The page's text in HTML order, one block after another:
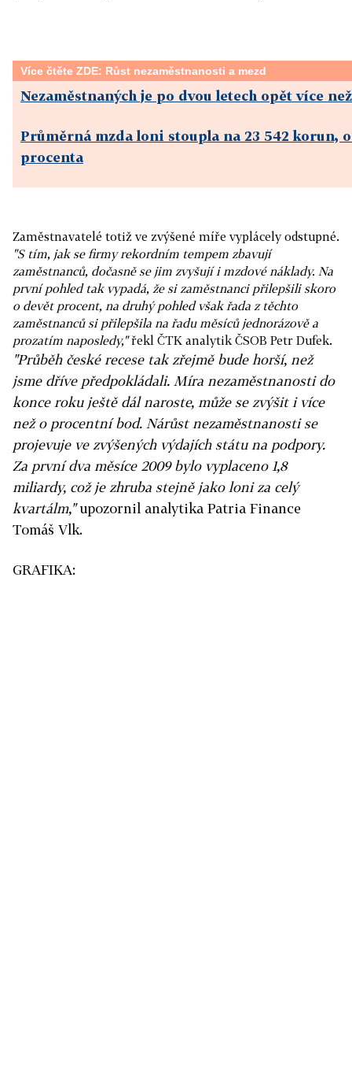
Více čtěte ZDE: Růst nezaměstnanosti a mezd
Nezaměstnaných je po dvou letech opět více
Průměrná mzda loni stoupla na 23 542 korun,
procenta
Zaměstnavatelé totiž ve zvýšené míře vyplácely odstupné.
"S tím, jak se firmy rekordním tempem zbavují
zaměstnanců, dočasně se jim zvyšují i mzdové náklady. Na
první pohled tak vypadá, že si zaměstnanci přilepšili skoro
o devět procent, na druhý pohled však řada z těchto
zaměstnanců si přilepšila na řadu měsíců jednorázově a
prozatím naposledy,"řekl ČTK analytik ČSOB Petr Dufek.
"Průběh české recese tak zřejmě bude horší, než
jsme dříve předpokládali. Míra nezaměstnanosti do
konce roku ještě dál naroste, může se zvýšit i více
než o procentní bod. Nárůst nezaměstnanosti se
projevuje ve zvýšených výdajích státu na podpory.
Za první dva měsíce 2009 bylo vyplaceno 1,8
miliardy, což je zhruba stejně jako loni za celý
kvartálm,"upozornil analytika Patria Finance
Tomáš Vlk.
GRAFIKA: